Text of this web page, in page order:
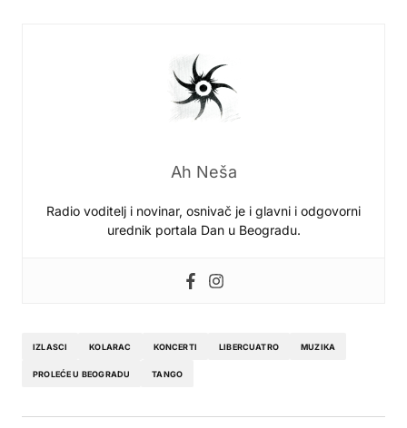
Ah Neša
Radio voditelj i novinar, osnivač je i glavni i odgovorni
urednik portala Dan u Beogradu.
IZLASCI KOLARAC KONCERTI LIBERCUATRO MUZIKA
PROLEĆE U BEOGRADU TANGO